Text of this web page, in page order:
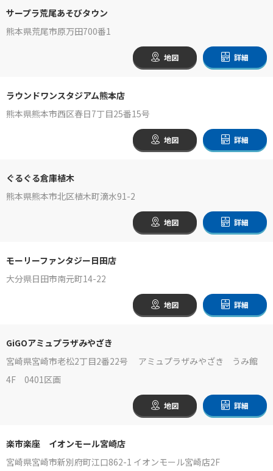
サープラ荒尾あそびタウン
熊本県荒尾市原万田700番1
地図 詳細
ラウンドワンスタジアム熊本店
熊本県熊本市西区春日7丁目25番15号
地図 詳細
ぐるぐる倉庫植木
熊本県熊本市北区植木町滴水91-2
地図 詳細
モーリーファンタジー日田店
大分県日田市南元町14-22
地図 詳細
GiGOアミュプラザみやざき
宮崎県宮崎市老松2丁目2番22号 アミュプラザみやざき うみ館
4F 0401区画
地図 詳細
楽市楽座 イオンモール宮崎店
宮崎県宮崎市新別府町江口862-1 イオンモール宮崎店2F